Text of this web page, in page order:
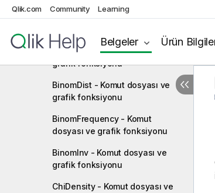
Qlik.com Community Learning
Belgeler Ürün
BetaDist - Komut dosyası ve
BetaInv - Komut dosyası ve
grafik fonksiyonu
BinomDist - Komut dosyası ve
grafik fonksiyonu
BinomFrequency - Komut
dosyası ve grafik fonksiyonu
BinomInv - Komut dosyası ve
grafik fonksiyonu
ChiDensity - Komut dosyası ve